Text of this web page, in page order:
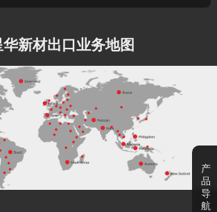
华新材出口业务地图
产
品
导
航